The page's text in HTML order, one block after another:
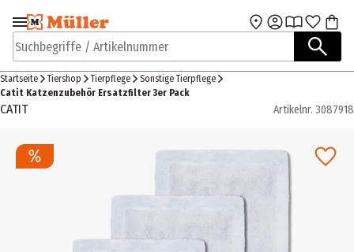
Zur Navigation
springen
Zum Hauptinhalt
Suchbegriffe / Artikelnummer
Startseite Tiershop Tierpflege
Sonstige Tierpflege
Catit Katzenzubehör Ersatzfilter 3er Pack
CATIT Artikelnr. 3087918